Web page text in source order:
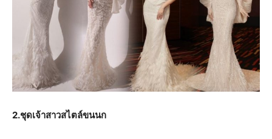
2.ชุดเจ้าสาวสไตล์ขนนก